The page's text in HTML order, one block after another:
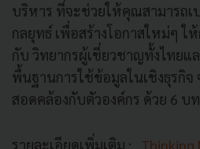
บริหาร ที่จะช่วยให้คุณสามารถ
กลยุทธ์ เพื่อสร้างโอกาสใหม่ๆ ใ
กับ วิทยากรผู้เชี่ยวชาญทั้งไทยแ
พื้นฐานการใช้ข้อมูลในเชิงธุรกิจ
สอดคล้องกับตัวองค์กร ด้วย 6 บ
รายละเอียดเพิ่มเติม : Thinking